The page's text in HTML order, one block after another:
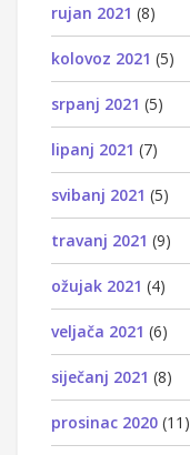
rujan 2021 (8)
kolovoz 2021 (5)
srpanj 2021 (5)
lipanj 2021 (7)
svibanj 2021 (5)
travanj 2021 (9)
ožujak 2021 (4)
veljača 2021 (6)
siječanj 2021 (8)
prosinac 2020 (11)